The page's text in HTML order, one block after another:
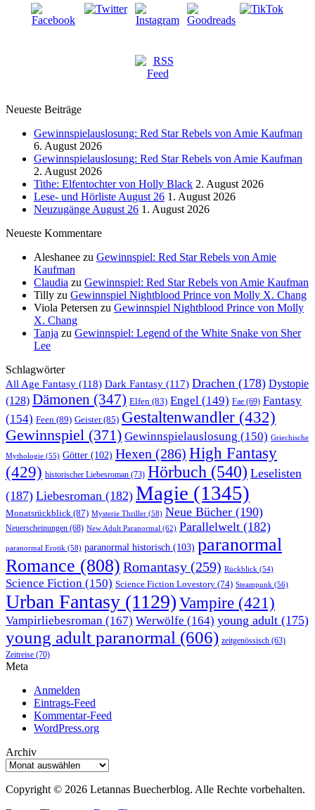
Neueste Beiträge
Gewinnspielauslosung: Red Star Rebels von Amie Kaufman
6. August 2026
Gewinnspielauslosung: Red Star Rebels von Amie Kaufman
2. August 2026
Tithe: Elfentochter von Holly Black 2. August 2026
Lese- und Hörliste August 26 1. August 2026
Neuzugänge August 26 1. August 2026
Neueste Kommentare
Aleshanee zu Gewinnspiel: Red Star Rebels von Amie
Kaufman
Claudia zu Gewinnspiel: Red Star Rebels von Amie Kaufman
Tilly zu Gewinnspiel Nightblood Prince von Molly X. Chang
Viola Petersen zu Gewinnspiel Nightblood Prince von Molly
X. Chang
Tanja zu Gewinnspiel: Legend of the White Snake von Sher
Lee
Schlagwörter
All Age Fantasy (118) Dark Fantasy (117) Drachen (178) Dystopie
(128) Dämonen (347) Elfen (83) Engel (149) Fae (69) Fantasy
(154) Feen (89) Geister(85) Gestaltenwandler (432)
Gewinnspiel (371) Gewinnspielauslosung (150) Griechische
Mythologie (55) Götter (102) Hexen (286) High Fantasy
(429) historischer Liebesroman (73) Hörbuch (540) Leselisten
(187) Liebesroman (182) Magie (1345)
Monatsrückblick (87) Mysterie Thriller (58) Neue Bücher (190)
Neuerscheinungen (68) New Adult Paranormal (62) Parallelwelt (182)
paranormal Erotik (58) paranormal historisch (103) paranormal
Romance (808) Romantasy (259) Rückblick (54)
Science Fiction (150) Science Fiction Lovestory (74) Steampunk (56)
Urban Fantasy (1129) Vampire (421)
Vampirliebesroman (167) Werwölfe (164) young adult (175)
young adult paranormal (606) zeitgenössisch (63)
Zeitreise (70)
Meta
Anmelden
Eintrags-Feed
Kommentar-Feed
WordPress.org
Archiv
Archiv
Copyright © 2026 Letannas Buecherblog. Alle Rechte vorbehalten.